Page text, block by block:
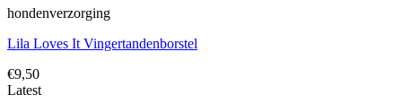
hondenverzorging
Lila Loves It Vingertandenborstel
€9,50
Latest